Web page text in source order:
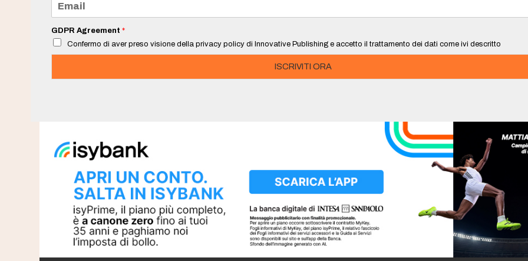
a
i
*
GDPR Agreement *
Confermo di aver preso visione della privacy policy di Innovative Publishing e accetto il trattamento dei dati come ivi descritto
ISCRIVITI ORA